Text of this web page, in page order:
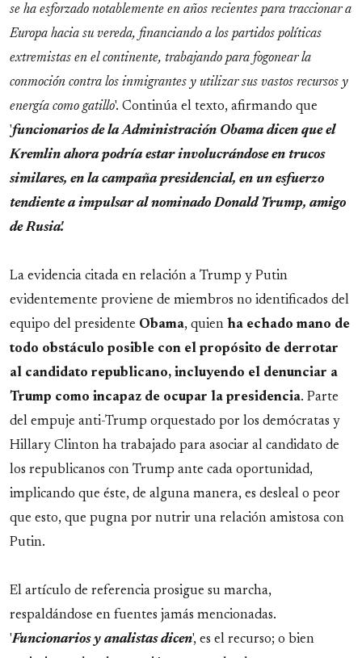
se ha esforzado notablemente en años recientes para traccionar a
Europa hacia su vereda, financiando a los partidos políticas
extremistas en el continente, trabajando para fogonear la
conmoción contra los inmigrantes y utilizar sus vastos recursos y
energía como gatillo'. Continúa el texto, afirmando que
'funcionarios de la Administración Obama dicen que el
Kremlin ahora podría estar involucrándose en trucos
similares, en la campaña presidencial, en un esfuerzo
tendiente a impulsar al nominado Donald Trump, amigo
de Rusia'.
La evidencia citada en relación a Trump y Putin
evidentemente proviene de miembros no identificados del
equipo del presidente Obama, quien ha echado mano de
todo obstáculo posible con el propósito de derrotar
al candidato republicano, incluyendo el denunciar a
Trump como incapaz de ocupar la presidencia. Parte
del empuje anti-Trump orquestado por los demócratas y
Hillary Clinton ha trabajado para asociar al candidato de
los republicanos con Trump ante cada oportunidad,
implicando que éste, de alguna manera, es desleal o peor
que esto, que pugna por nutrir una relación amistosa con
Putin.
El artículo de referencia prosigue su marcha,
respaldándose en fuentes jamás mencionadas.
'Funcionarios y analistas dicen', es el recurso; o bien